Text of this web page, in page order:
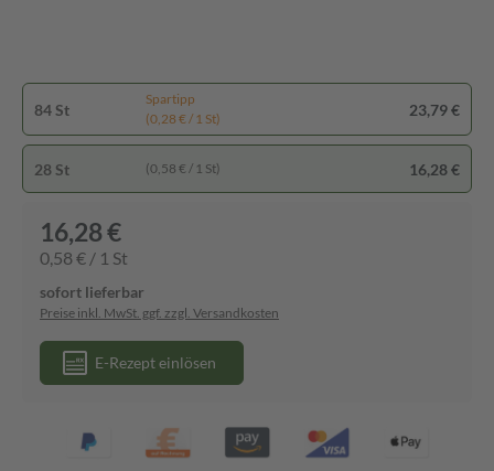
84 St
Spartipp
(0,28 € / 1 St)
23,79 €
28 St (0,58 € / 1 St) 16,28 €
16,28 €
0,58 € / 1 St
sofort lieferbar
Preise inkl. MwSt. ggf. zzgl. Versandkosten
E-Rezept einlösen